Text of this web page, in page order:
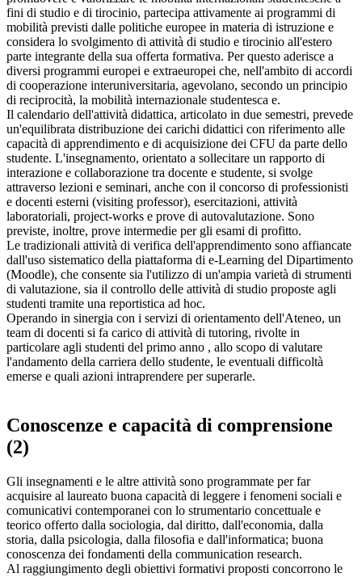
fini di studio e di tirocinio, partecipa attivamente ai programmi di
mobilità previsti dalle politiche europee in materia di istruzione e
considera lo svolgimento di attività di studio e tirocinio all'estero
parte integrante della sua offerta formativa. Per questo aderisce a
diversi programmi europei e extraeuropei che, nell'ambito di accordi
di cooperazione interuniversitaria, agevolano, secondo un principio
di reciprocità, la mobilità internazionale studentesca e.
Il calendario dell'attività didattica, articolato in due semestri, prevede
un'equilibrata distribuzione dei carichi didattici con riferimento alle
capacità di apprendimento e di acquisizione dei CFU da parte dello
studente. L'insegnamento, orientato a sollecitare un rapporto di
interazione e collaborazione tra docente e studente, si svolge
attraverso lezioni e seminari, anche con il concorso di professionisti
e docenti esterni (visiting professor), esercitazioni, attività
laboratoriali, project-works e prove di autovalutazione. Sono
previste, inoltre, prove intermedie per gli esami di profitto.
Le tradizionali attività di verifica dell'apprendimento sono affiancate
dall'uso sistematico della piattaforma di e-Learning del Dipartimento
(Moodle), che consente sia l'utilizzo di un'ampia varietà di strumenti
di valutazione, sia il controllo delle attività di studio proposte agli
studenti tramite una reportistica ad hoc.
Operando in sinergia con i servizi di orientamento dell'Ateneo, un
team di docenti si fa carico di attività di tutoring, rivolte in
particolare agli studenti del primo anno , allo scopo di valutare
l'andamento della carriera dello studente, le eventuali difficoltà
emerse e quali azioni intraprendere per superarle.
Conoscenze e capacità di comprensione
(2)
Gli insegnamenti e le altre attività sono programmate per far
acquisire al laureato buona capacità di leggere i fenomeni sociali e
comunicativi contemporanei con lo strumentario concettuale e
teorico offerto dalla sociologia, dal diritto, dall'economia, dalla
storia, dalla psicologia, dalla filosofia e dall'informatica; buona
conoscenza dei fondamenti della communication research.
Al raggiungimento degli obiettivi formativi proposti concorrono le